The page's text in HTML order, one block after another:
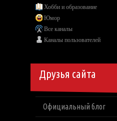
Хобби и образование
Юмор
Все каналы
Каналы пользователей
Друзья сайта
Официальный блог